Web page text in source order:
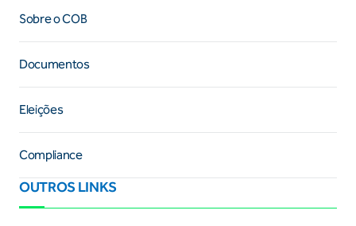
Sobre o COB
Documentos
Eleições
Compliance
OUTROS LINKS